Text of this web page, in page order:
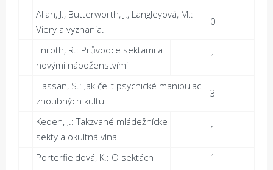
Allan, J., Butterworth, J., Langleyová, M.:
Viery a vyznania.
0
Enroth, R.: Průvodce sektami a
novými náboženstvími
1
Hassan, S.: Jak čelit psychické manipulaci
zhoubných kultu
3
Keden, J.: Takzvané mládežnícke
sekty a okultná vlna
1
Porterfieldová, K.: O sektách
1